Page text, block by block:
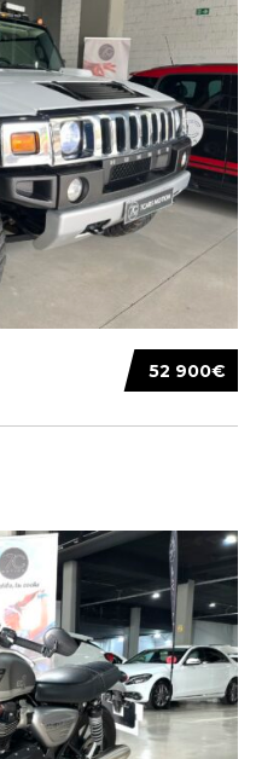
52 900€